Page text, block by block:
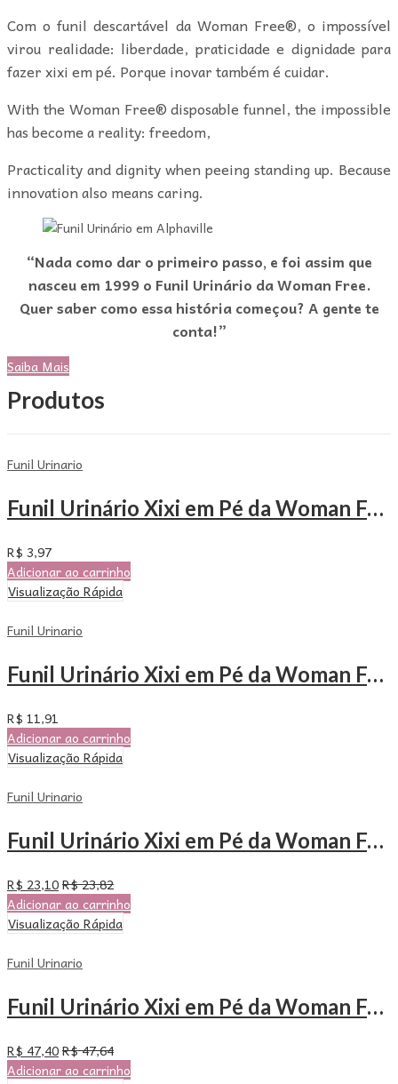
Com o funil descartável da Woman Free®, o impossível
virou realidade: liberdade, praticidade e dignidade para
fazer xixi em pé. Porque inovar também é cuidar.
With the Woman Free® disposable funnel, the impossible
has become a reality: freedom,
Practicality and dignity when peeing standing up. Because
innovation also means caring.
“Nada como dar o primeiro passo, e foi assim que
nasceu em 1999 o Funil Urinário da Woman Free.
Quer saber como essa história começou? A gente te
conta!”
Saiba Mais
Produtos
Funil Urinario
Funil Urinário Xixi em Pé da Woman Free – Unitário
R$ 3,97
Adicionar ao carrinho
Visualização Rápida
Funil Urinario
Funil Urinário Xixi em Pé da Woman Free – Com 3 Unidades
R$ 11,91
Adicionar ao carrinho
Visualização Rápida
Funil Urinario
Funil Urinário Xixi em Pé da Woman Free – Com 6 Unidades
R$ 23,10R$23,82
Adicionar ao carrinho
Visualização Rápida
Funil Urinario
Funil Urinário Xixi em Pé da Woman Free – Com 12 Unidades
R$ 47,40R$47,64
Adicionar ao carrinho